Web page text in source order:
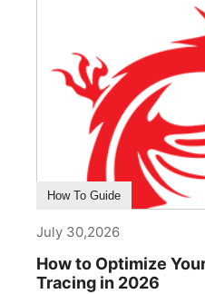
How To Guide
July 30,2026
How to Optimize
Tracing in 2026